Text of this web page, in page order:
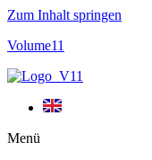
Zum Inhalt springen
Volume11
Menü